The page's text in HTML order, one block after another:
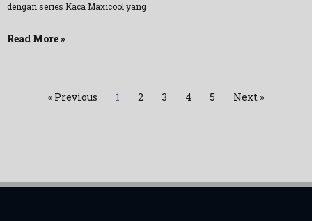
dengan series Kaca Maxicool yang
Read More »
« Previous 1 2 3 4 5 Next »